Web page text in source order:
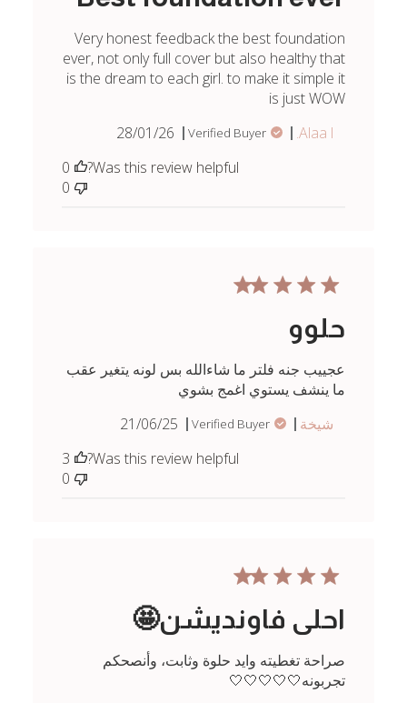
Very honest feedback the best foundation
ever, not only full cover but also healthy that
is the dream to each girl. to make it simple it
is just WOW
Alaa l.
Verified Buyer
Published28/01/26
Was this review helpful?
0
0
حلوو
عجييب جنه فلتر ما شاءالله بس لونه يتغير عقب
ما ينشف يستوي اغمج بشوي
شيخة
Verified Buyer
Published21/06/25
Was this review helpful?
3
0
احلى فاونديشن🤩
صراحة تغطيته وايد حلوة وثابت، وأنصحكم
تجربونه🤍🤍🤍🤍🤍